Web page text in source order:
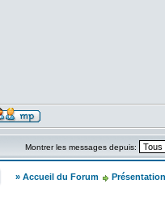
Montrer les messages depuis:
» Accueil du Forum